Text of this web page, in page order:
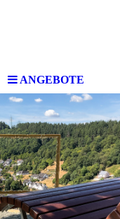
ANGEBOTE